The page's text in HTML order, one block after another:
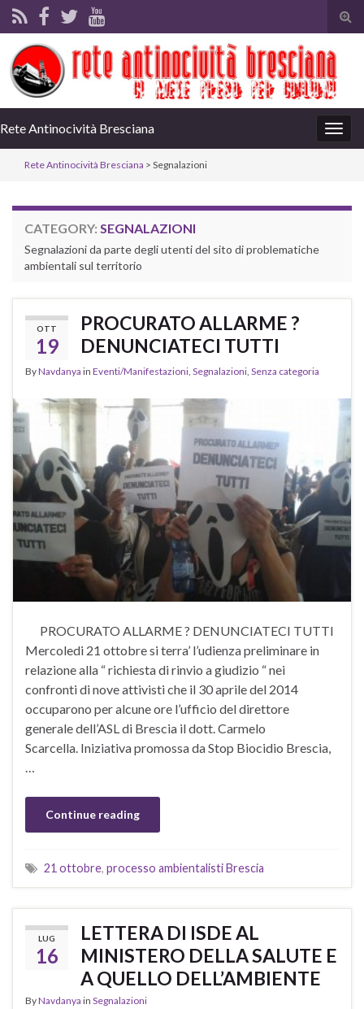
Rete Antinocività Bresciana
Rete Antinocività Bresciana > Segnalazioni
CATEGORY: SEGNALAZIONI
Segnalazioni da parte degli utenti del sito di problematiche
ambientali sul territorio
OTT
19
PROCURATO ALLARME ?
DENUNCIATECI TUTTI
ByNavdanya in Eventi/Manifestazioni, Segnalazioni, Senza categoria
PROCURATO ALLARME ? DENUNCIATECI TUTTI
Mercoledi 21 ottobre si terra’ l’udienza preliminare in
relazione alla “ richiesta di rinvio a giudizio “ nei
confronti di nove attivisti che il 30 aprile del 2014
occuparono per alcune ore l’ufficio del direttore
generale dell’ASL di Brescia il dott. Carmelo
Scarcella. Iniziativa promossa da Stop Biocidio Brescia,
…
Continue reading
21 ottobre, processo ambientalisti Brescia
LUG
16
LETTERA DI ISDE AL
MINISTERO DELLA SALUTE E
A QUELLO DELL’AMBIENTE
ByNavdanya in Segnalazioni